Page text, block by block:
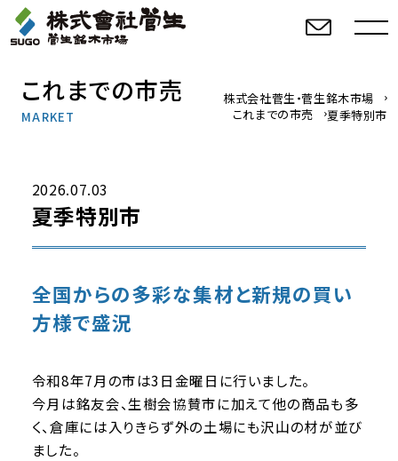
これまでの市売
MARKET
株式会社菅生・菅生銘木市場
これまでの市売
夏季特別市
2026.07.03
夏季特別市
全国からの多彩な集材と新規の買い
方様で盛況
令和8年7月の市は3日金曜日に行いました。
今月は銘友会、生樹会協賛市に加えて他の商品も多
く、倉庫には入りきらず外の土場にも沢山の材が並び
ました。